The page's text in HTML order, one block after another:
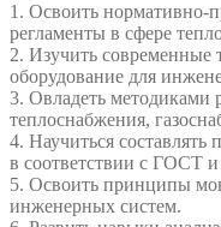
1. Освоить нормативно-
регламенты в сфере
2. Изучить современные
оборудование для
3. Овладеть методиками
теплоснабжения,
4. Научиться
в соответствии с ГОСТ
5. Освоить принципы
инженерных систем.